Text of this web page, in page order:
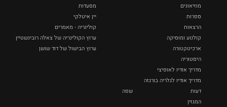
מוזיאונים
ספרות
הרצאות
קולנוע ומוסיקה
ארכיטקטורה
היסטוריה
מדריך אודיו לאופיצי
מדריך אודיו לגלריה בורגזה
דעות
שפה
המגזין
מסעדות
יין איטלקי
קולינריה - מאמרים
ערוץ הקולינריה של צאלה רובינשטיין
ערוץ הבישול של דוד שושן